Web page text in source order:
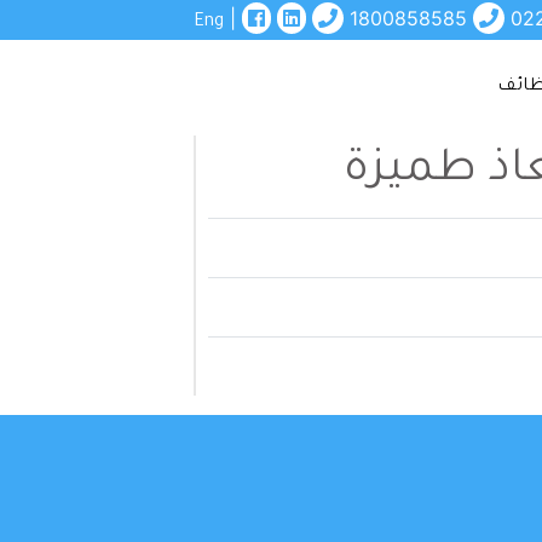
1800858585
Eng
طميزة